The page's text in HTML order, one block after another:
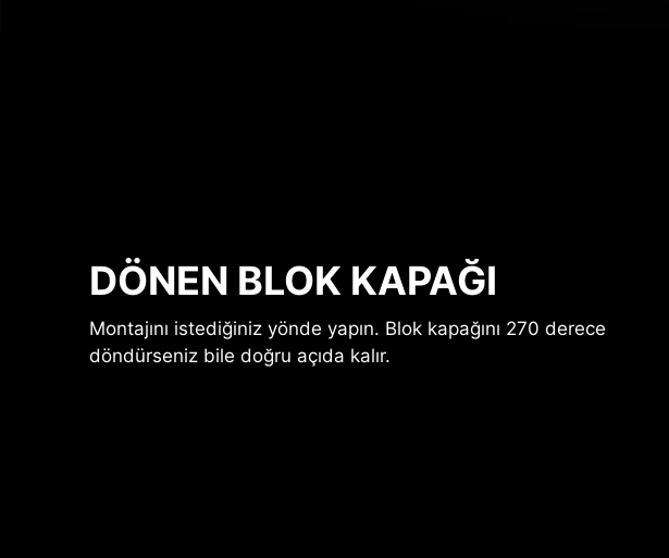
DÖNEN BLOK KAPAĞI
Montajını istediğiniz yönde yapın. Blok kapağını 270 derece
döndürseniz bile doğru açıda kalır.